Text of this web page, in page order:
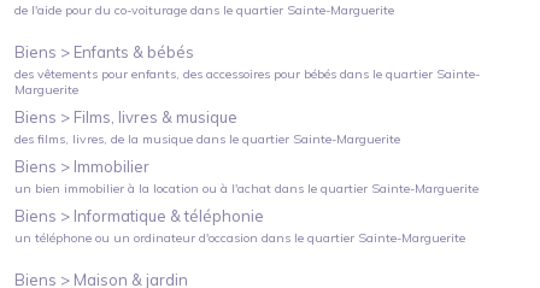
de l'aide pour du co-voiturage dans le quartier Sainte-Marguerite
Biens > Enfants & bébés
des vêtements pour enfants, des accessoires pour bébés dans le quartier Sainte-
Marguerite
Biens > Films, livres & musique
des films, livres, de la musique dans le quartier Sainte-Marguerite
Biens > Immobilier
un bien immobilier à la location ou à l'achat dans le quartier Sainte-Marguerite
Biens > Informatique & téléphonie
un téléphone ou un ordinateur d'occasion dans le quartier Sainte-Marguerite
Biens > Maison & jardin